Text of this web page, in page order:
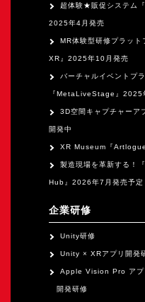
超体験★販促システム
2025年4月発売
MR体験型研修プラッ
XR』2025年10月発売
バーチャルイベントプ
『MetaLiveStage』2025
3D空間キャプチャーア
開発中
XR Museum『Artlogue
製造現場を革新する！
Hub』2026年7月発売予定
企業研修
Unity研修
Unity × XRアプリ開発
Apple Vision Pro アプ
開発研修